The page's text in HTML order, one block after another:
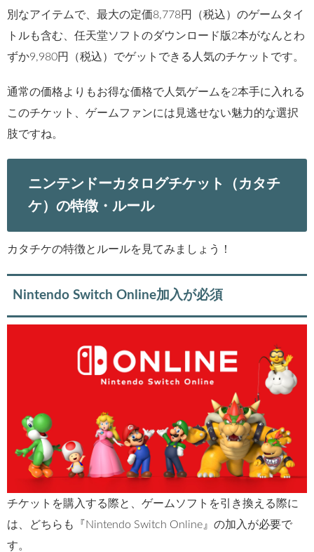
別なアイテムで、最大の定価8,778円（税込）のゲームタイ
トルも含む、任天堂ソフトのダウンロード版2本がなんとわ
ずか9,980円（税込）でゲットできる人気のチケットです。
通常の価格よりもお得な価格で人気ゲームを2本手に入れる
このチケット、ゲームファンには見逃せない魅力的な選択
肢ですね。
ニンテンドーカタログチケット（カタチ
ケ）の特徴・ルール
カタチケの特徴とルールを見てみましょう！
Nintendo Switch Online加入が必須
チケットを購入する際と、ゲームソフトを引き換える際に
は、どちらも『Nintendo Switch Online』の加入が必要で
す。